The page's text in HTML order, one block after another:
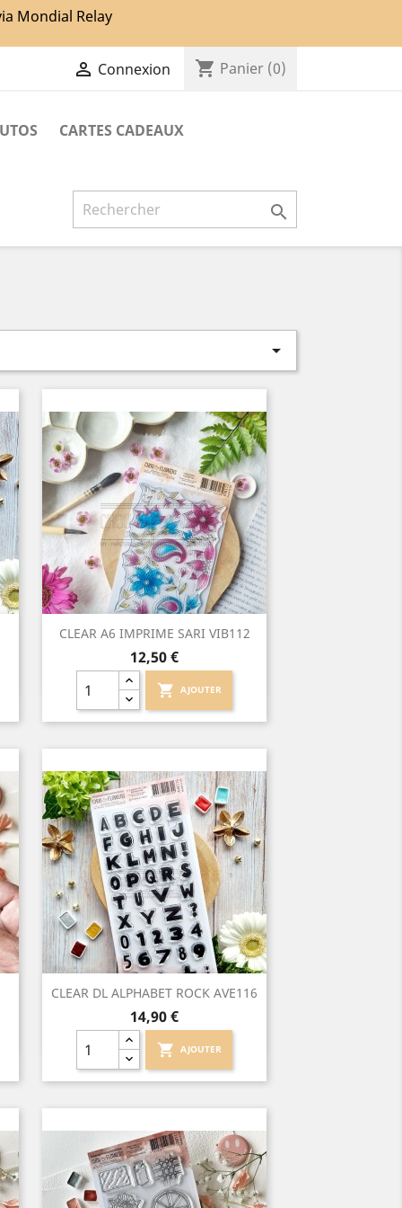
Mondial Relay
 Connexion shopping_cart Panier (0)
CARTES CADEAUX


CLEAR A6 IMPRIME SARI VIB112
Prix
12,50 €
shopping_cart AJOUTER
 Aperçu rapide
CLEAR DL ALPHABET ROCK AVE116
Prix
14,90 €
shopping_cart AJOUTER
Aperçu rapide